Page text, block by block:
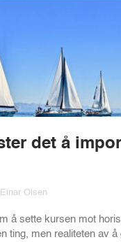
det å
Olsen
å sette kursen mot
ting, men realiteten av å